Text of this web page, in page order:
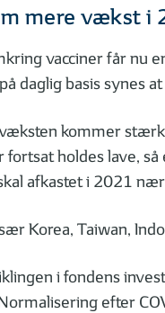
mere vækst i
vacciner får nu
daglig basis synes
kommer
fortsat holdes lave,
afkastet i 2021
Korea, Taiwan,
i fondens
efter